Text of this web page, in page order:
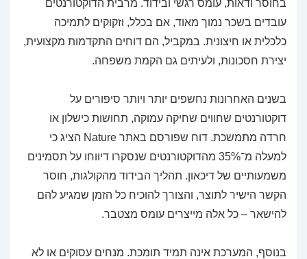
בחוסר ודאות, עומס רגשי ובידוד. מרבית הדוקטורנטים
עובדים בשכר נמוך מאוד, אם בכלל, וזקוקים לתמיכה
כלכלית או חיצונית. במקביל, הם דוחים התקדמות מקצועית,
יצירת חסכונות, ולעיתים גם הקמת משפחה.
בשנים האחרונות נחשפים יותר ויותר סיפורים על
דוקטורנטים שחווים שחיקה עמוקה, תחושות כישלון או
חרדה מתמשכת. דוח שפורסם באתר Nature הציג כי
למעלה מ־35% מהדוקטורנטים שנסקרו דיווחו על תסמינים
משמעותיים של דיכאון. תהליך הבידוד מהקולגות, חוסר
הקשר הישיר לתוצר, והצורך להוכיח כל הזמן שמגיע להם
להישאר – כל אלה מייצרים עומס מצטבר.
בנוסף, המערכת אינה תמיד תומכת. מנחים עסוקים או לא